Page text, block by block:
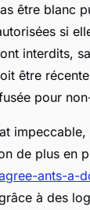
être blanc
si
interdits,
être
pour
de plus en
ants-a-
à des